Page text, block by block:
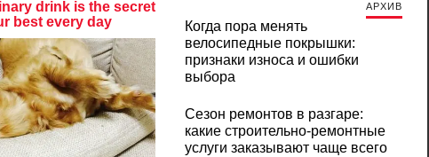
АРХИВ
Когда пора менять
велосипедные покрышки:
признаки износа и ошибки
выбора
Сезон ремонтов в разгаре:
какие строительно-ремонтные
услуги заказывают чаще всего